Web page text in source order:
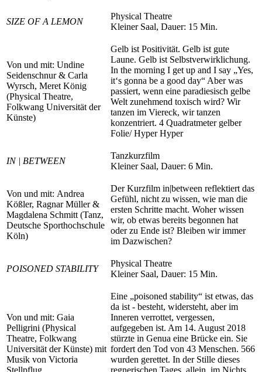
SIZE OF A LEMON
Physical Theatre
Kleiner Saal, Dauer: 15 Min.
Von und mit: Undine
Seidenschnur & Carla
Wyrsch, Meret König
(Physical Theatre,
Folkwang Universität der
Künste)
Gelb ist Positivität. Gelb ist gute
Laune. Gelb ist Selbstverwirklichung.
In the morning I get up and I say „Yes,
it‘s gonna be a good day“ Aber was
passiert, wenn eine paradiesisch gelbe
Welt zunehmend toxisch wird? Wir
tanzen im Viereck, wir tanzen
konzentriert. 4 Quadratmeter gelber
Folie/ Hyper Hyper
IN | BETWEEN
Tanzkurzfilm
Kleiner Saal, Dauer: 6 Min.
Von und mit: Andrea
Kößler, Ragnar Müller &
Magdalena Schmitt (Tanz,
Deutsche Sporthochschule
Köln)
Der Kurzfilm in|between reflektiert das
Gefühl, nicht zu wissen, wie man die
ersten Schritte macht. Woher wissen
wir, ob etwas bereits begonnen hat
oder zu Ende ist? Bleiben wir immer
im Dazwischen?
POISONED STABILITY
Physical Theatre
Kleiner Saal, Dauer: 15 Min.
Von und mit: Gaia
Pelligrini (Physical
Theatre, Folkwang
Universität der Künste) mit
Musik von Victoria
Stellpflug
Eine „poisoned stability“ ist etwas, das
da ist - besteht, widersteht, aber im
Inneren verrottet, vergessen,
aufgegeben ist. Am 14. August 2018
stürzte in Genua eine Brücke ein. Sie
fordert den Tod von 43 Menschen. 566
wurden gerettet. In der Stille dieses
regnerischen Tages, allein, im Nichts